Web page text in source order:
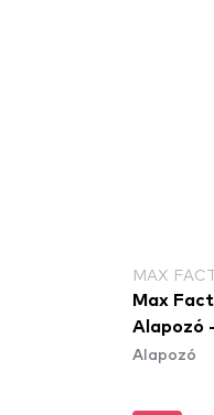
MAX
Max
Alapozó
Alapozó